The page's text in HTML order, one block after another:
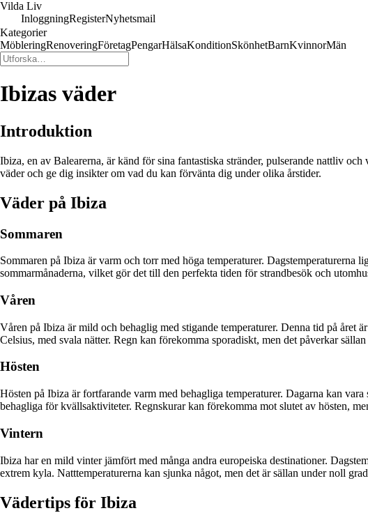
Vilda Liv
InloggningRegisterNyhetsmail
Kategorier
MöbleringRenoveringFöretagPengarHälsaKonditionSkönhetBarnKvinnorMän
Ibizas väder
Introduktion
Ibiza, en av Balearerna, är känd för sina fantastiska stränder, pulserande nattliv
väder och ge dig insikter om vad du kan förvänta dig under olika årstider.
Väder på Ibiza
Sommaren
Sommaren på Ibiza är varm och torr med höga temperaturer.
sommarmånaderna, vilket gör det till den perfekta tiden för strandbesök och
Våren
Våren på Ibiza är mild och behaglig med stigande temperaturer. Denna tid på
Celsius, med svala nätter. Regn kan förekomma sporadiskt, men det påverkar
Hösten
Hösten på Ibiza är fortfarande varm med behagliga temperaturer. Dagarna kan
behagliga för kvällsaktiviteter. Regnskurar kan förekomma mot slutet av hösten,
Vintern
Ibiza har en mild vinter jämfört med många andra europeiska destinationer.
extrem kyla. Natttemperaturerna kan sjunka något, men det är sällan under noll
Vädertips för Ibiza